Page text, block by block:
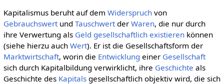
Kapitalismus beruht auf dem Widerspruchvon
Gebrauchswertund Tauschwertder Waren, die nur durch
ihre Verwertung als Geld gesellschaftlich existierenkönnen
(siehe hierzu auch Wert). Er ist die Gesellschaftsform der
Marktwirtschaft, worin die Entwicklung einer Gesellschaft
sich durch Kapitalbildung verwirklicht, ihre Geschichte als
Geschichte des Kapitalsgesellschaftlich objektiv wird, die sich